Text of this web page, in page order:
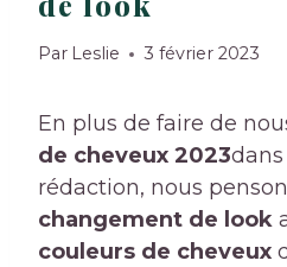
Par Leslie 3 février 2023
En plus de faire de
de cheveux 2023
rédaction, nous
changement de look
couleurs de cheveux